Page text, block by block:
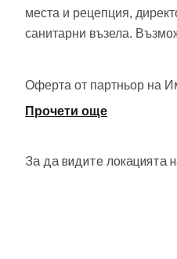
места и рецепция,
санитарни възела.
Оферта от партньор на
Прочети още
За да видите локацията